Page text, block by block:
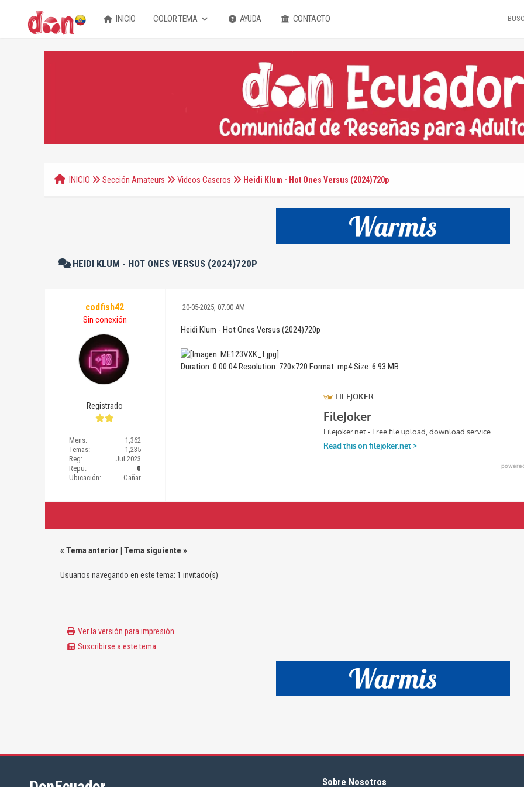
INICIO COLOR TEMA AYUDA CONTACTO
INICIO Sección Amateurs Videos Caseros Heidi Klum - Hot Ones Versus (2024)720p
HEIDI KLUM - HOT ONES VERSUS (2024)720P
codfish42
Sin conexión
Registrado
Mens:
1,362
Temas:
1,235
Reg:
Jul 2023
Repu:
0
Ubicación:
Cañar
20-05-2025, 07:00 AM
Heidi Klum - Hot Ones Versus (2024)720p
Duration: 0:00:04 Resolution: 720x720 Format: mp4 Size: 6.93 MB
« Tema anterior | Tema siguiente »
Usuarios navegando en este tema: 1 invitado(s)
Ver la versión para impresión
Suscribirse a este tema
Sobre Nosotros